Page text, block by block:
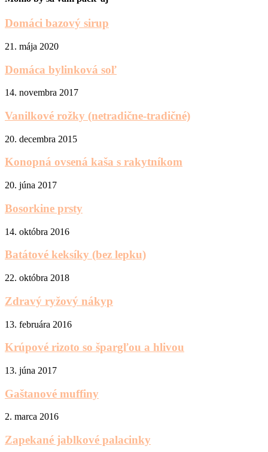
Domáci bazový sirup
21. mája 2020
Domáca bylinková soľ
14. novembra 2017
Vanilkové rožky (netradične-tradičné)
20. decembra 2015
Konopná ovsená kaša s rakytníkom
20. júna 2017
Bosorkine prsty
14. októbra 2016
Batátové keksíky (bez lepku)
22. októbra 2018
Zdravý ryžový nákyp
13. februára 2016
Krúpové rizoto so špargľou a hlivou
13. júna 2017
Gaštanové muffiny
2. marca 2016
Zapekané jablkové palacinky